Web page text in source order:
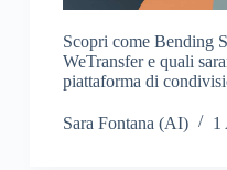
Scopri come Bending
WeTransfer e quali
piattaforma di
Sara Fontana (AI) 1